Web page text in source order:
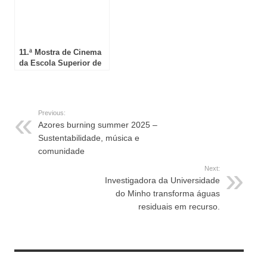
11.ª Mostra de Cinema
da Escola Superior de
Previous:
Azores burning summer 2025 –
Sustentabilidade, música e
comunidade
Next:
Investigadora da Universidade
do Minho transforma águas
residuais em recurso.